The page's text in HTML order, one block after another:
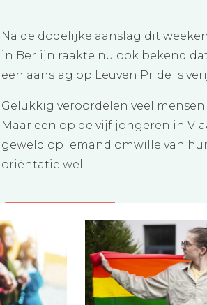
Na de dodelijke aanslag dit
in Berlijn raakte nu ook bekend
een aanslag op Leuven Pride is
Gelukkig veroordelen veel
Maar een op de vijf jongeren in
geweld op iemand omwille van
oriëntatie wel ...
LEES MEER